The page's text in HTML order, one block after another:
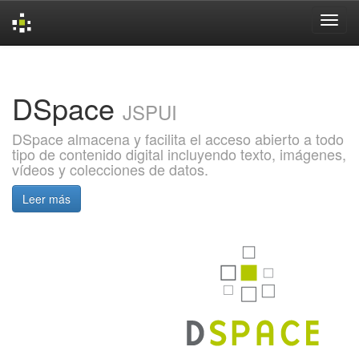
DSpace JSPUI
DSpace almacena y facilita el acceso abierto a todo
tipo de contenido digital incluyendo texto, imágenes,
vídeos y colecciones de datos.
Leer más